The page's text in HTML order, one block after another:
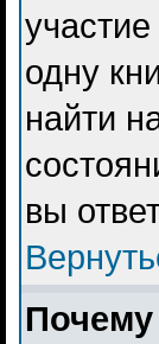
одну
найти
вы
Почему